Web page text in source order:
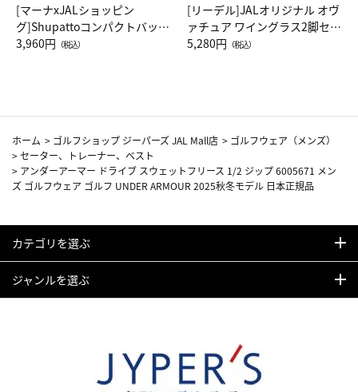
[マーナxJALショッピン
グ]Shupattoコンパクトバッグ
Drop JAL客室乗務員（LC）ス
3,960円 （税込）
[リーデル]JALオリジナル オヴ
ァチュア ワイングラス2脚セッ
ト（レッドワイン）
5,280円 （税込）
ホーム > ゴルフショップ ジーパーズ JAL Mall店 > ゴルフウェア（メンズ）
>セーター、トレーナー、ベスト
> アンダーアーマー ドライブ スウェットフリース 1/2 ジップ 6005671 メン
ズ ゴルフウェア ゴルフ UNDER ARMOUR 2025秋冬モデル 日本正規品
カテゴリを選ぶ
ジャンルを選ぶ